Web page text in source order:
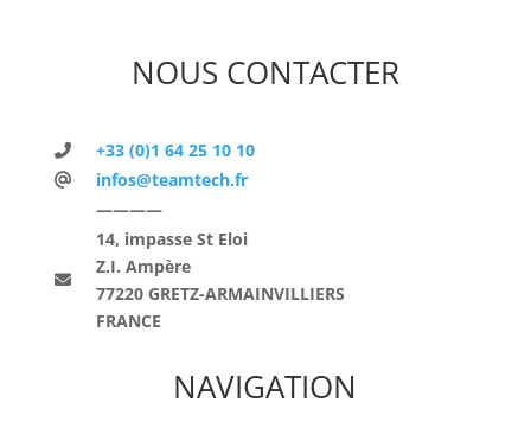
NOUS CONTACTER
+33 (0)1 64 25 10 10
infos@teamtech.fr
————
14, impasse St Eloi
Z.I. Ampère
77220 GRETZ-ARMAINVILLIERS
FRANCE
NAVIGATION